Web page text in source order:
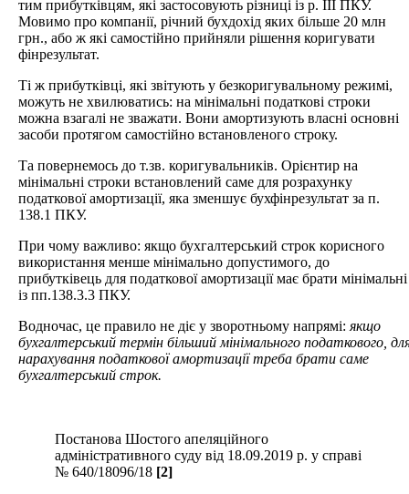
тим прибутківцям, які застосовують різниці із р. ІІІ ПКУ.
Мовимо про компанії, річний бухдохід яких більше 20 млн
грн., або ж які самостійно прийняли рішення коригувати
фінрезультат.
Ті ж прибутківці, які звітують у безкоригувальному режимі,
можуть не хвилюватись: на мінімальні податкові строки
можна взагалі не зважати. Вони амортизують власні основні
засоби протягом самостійно встановленого строку.
Та повернемось до т.зв. коригувальників. Орієнтир на
мінімальні строки встановлений саме для розрахунку
податкової амортизації, яка зменшує бухфінрезультат за п.
138.1 ПКУ.
При чому важливо: якщо бухгалтерський строк корисного
використання менше мінімально допустимого, до
прибутківець для податкової амортизації має брати мінімальні
із пп.138.3.3 ПКУ.
Водночас, це правило не діє у зворотньому напрямі: якщо
бухгалтерський термін більший мінімального податкового,
нарахування податкової амортизації треба брати саме
бухгалтерський строк.
Постанова Шостого апеляційного
адміністративного суду від 18.09.2019 р. у справі
№ 640/18096/18 [2]